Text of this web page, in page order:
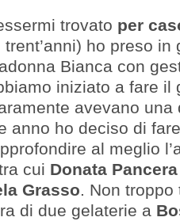
trovato per
trent’anni) ho preso in
Bianca con
iniziato a fare il
avevano una
anno ho deciso di
al meglio
cui Donata Pancera
Grasso. Non troppo
di due gelaterie a